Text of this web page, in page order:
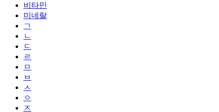
비타민
미네랄
ㄱ
ㄴ
ㄷ
ㄹ
ㅁ
ㅂ
ㅅ
ㅇ
ㅈ